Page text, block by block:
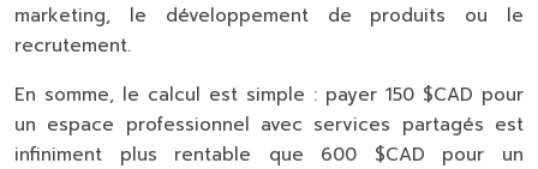
marketing, le développement de produits ou le
recrutement.
En somme, le calcul est simple : payer 150 $CAD pour
un espace professionnel avec services partagés est
infiniment plus rentable que 600 $CAD pour un